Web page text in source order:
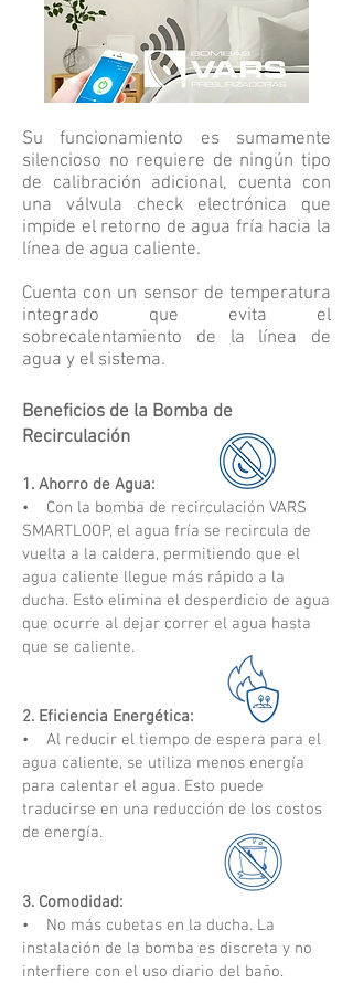
Su funcionamiento es sumamente
silencioso no requiere de ningún tipo
de calibración adicional, cuenta con
una válvula check electrónica que
impide el retorno de agua fría hacia la
línea de agua caliente.
Cuenta con un sensor de temperatura
integrado que evita el
sobrecalentamiento de la línea de
agua y el sistema.
Beneficios de la Bomba de
Recirculación
1. Ahorro de Agua:
• Con la bomba de recirculación VARS
SMARTLOOP, el agua fría se recircula de
vuelta a la caldera, permitiendo que el
agua caliente llegue más rápido a la
ducha. Esto elimina el desperdicio de agua
que ocurre al dejar correr el agua hasta
que se caliente.
2. Eficiencia Energética:
• Al reducir el tiempo de espera para el
agua caliente, se utiliza menos energía
para calentar el agua. Esto puede
traducirse en una reducción de los costos
de energía.
3. Comodidad:
• No más cubetas en la ducha. La
instalación de la bomba es discreta y no
interfiere con el uso diario del baño.